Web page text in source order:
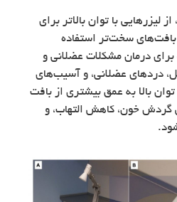
از لیزرهایی با توان بالاتر برای
سخت‌تر استفاده
درمان مشکلات عضلانی و
دردهای عضلانی، و آسیب‌های
بالا به عمق بیشتری از بافت
گردش خون، کاهش التهاب، و